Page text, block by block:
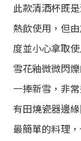
此款清酒杯既
熱飲使用，但
度並小心拿取
雪花釉微微閃
一捧新雪，非
有田燒瓷器邊
最簡單的料理